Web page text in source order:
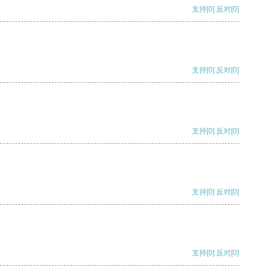
支持[0] 反对[0]
支持[0] 反对[0]
支持[0] 反对[0]
支持[0] 反对[0]
支持[0] 反对[0]